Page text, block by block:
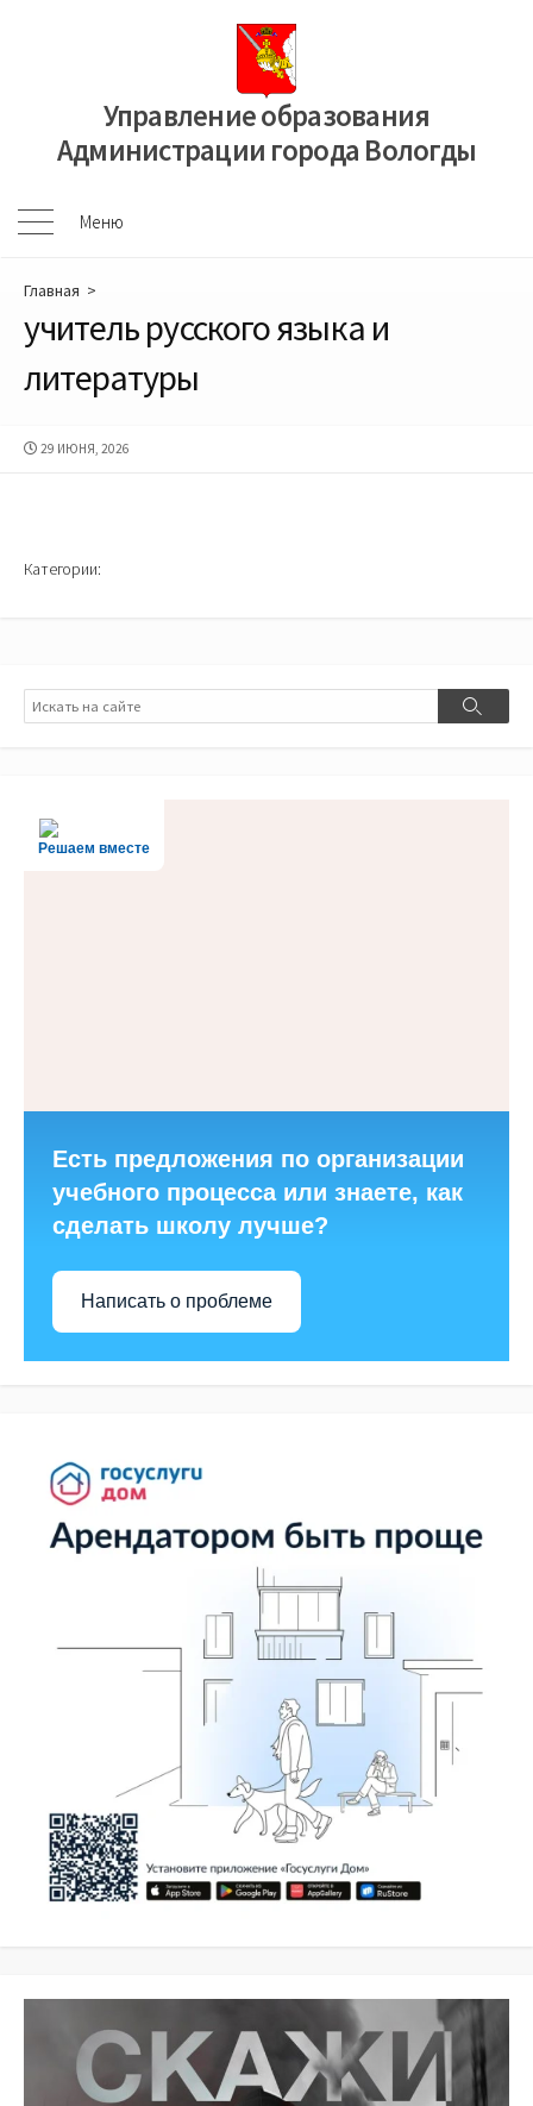
Управление образования
Администрации города Вологды
Меню
Меню
Главная >
учитель русского языка и
литературы
ДАТА
29 ИЮНЯ, 2026
Категории:
Поиск
Поиск
Решаем вместе
Есть предложения по организации
учебного процесса или знаете, как
сделать школу лучше?
Написать о проблеме